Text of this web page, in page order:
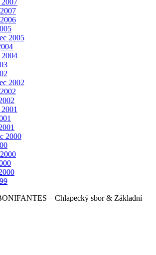
2005
2002
2000
– Chlapecký sbor & Základní